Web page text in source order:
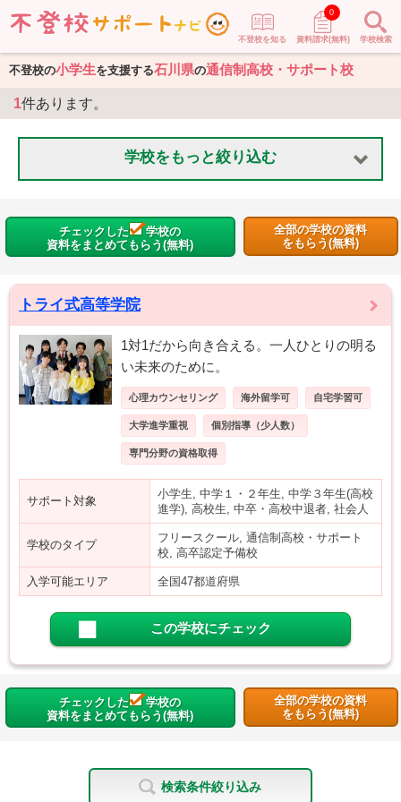
不登校を知る 資料請求(無料)
0
学校検索
不登校の小学生を支援する石川県の通信制高校・サポート校
1件あります。
学校をもっと絞り込む
チェックした
学校の
資料をまとめてもらう(無料)
全部の学校の資料
をもらう(無料)
トライ式高等学院
1対1だから向き合える。一人ひとりの明る
い未来のために。
心理カウンセリング 海外留学可 自宅学習可
大学進学重視 個別指導（少人数）
専門分野の資格取得
サポート対象
小学生, 中学１・２年生, 中学３年生(高校
進学), 高校生, 中卒・高校中退者, 社会人
学校のタイプ
フリースクール, 通信制高校・サポート
校, 高卒認定予備校
入学可能エリア 全国47都道府県
この学校にチェック
チェックした
学校の
資料をまとめてもらう(無料)
全部の学校の資料
をもらう(無料)
検索条件絞り込み